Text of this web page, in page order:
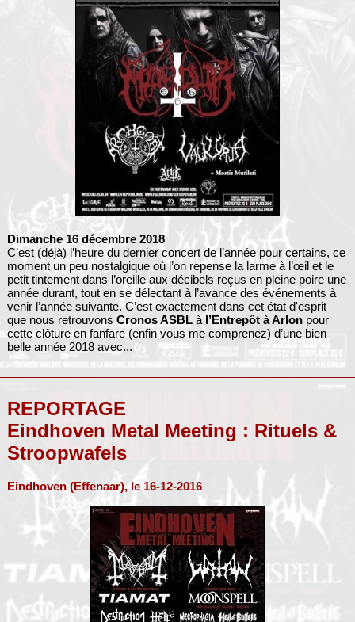
Dimanche 16 décembre 2018
C’est (déjà) l’heure du dernier concert de l’année pour certains, ce
moment un peu nostalgique où l’on repense la larme à l’œil et le
petit tintement dans l’oreille aux décibels reçus en pleine poire une
année durant, tout en se délectant à l’avance des événements à
venir l’année suivante. C’est exactement dans cet état d'esprit
que nous retrouvons Cronos ASBLà l’Entrepôt à Arlonpour
cette clôture en fanfare (enfin vous me comprenez) d’une bien
belle année 2018 avec...
REPORTAGE
Eindhoven Metal Meeting : Rituels &
Stroopwafels
Eindhoven (Effenaar), le 16-12-2016